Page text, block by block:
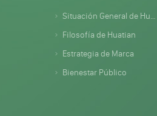
Situación General de Huatian
Filosofía de Huatian
Estrategia de Marca
Bienestar Público